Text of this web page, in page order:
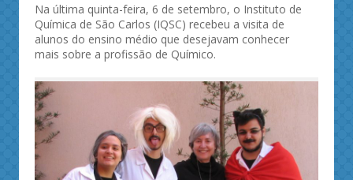
Na última quinta-feira, 6 de setembro, o Instituto de
Química de São Carlos (IQSC) recebeu a visita de
alunos do ensino médio que desejavam conhecer
mais sobre a profissão de Químico.